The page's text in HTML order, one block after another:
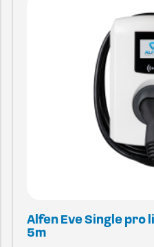
Alfen Eve Single pro
5m